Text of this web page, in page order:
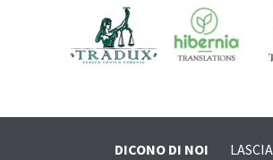
DICONO DI NOI